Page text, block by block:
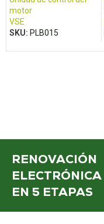
motor
VSE
SKU: PLB015
RENOVACIÓN
ELECTRÓNICA
EN 5 ETAPAS